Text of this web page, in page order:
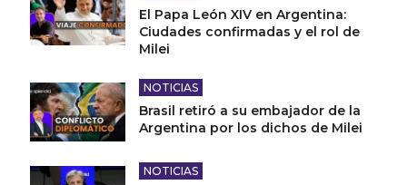
El Papa León XIV en Argentina:
Ciudades confirmadas y el rol de
Milei
NOTICIAS
Brasil retiró a su embajador de la
Argentina por los dichos de Milei
NOTICIAS